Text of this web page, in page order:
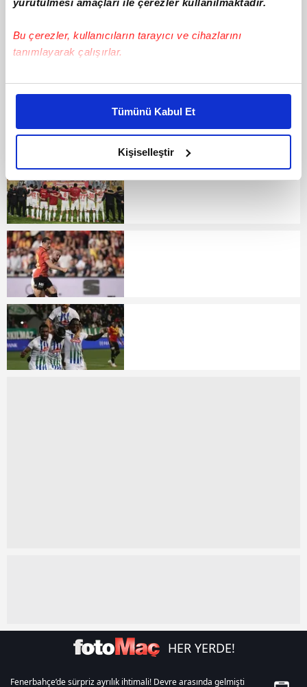
Bu çerezler, kullanıcıların tarayıcı ve cihazlarını
tanımlayarak çalışırlar.
Bu çerezlere izin vermeniz halinde sizlere özel
daha iyi reklam deneyimi yaşatabiliriz. Bunu yaparken
amacımızın size daha iyi bir reklam deneyimi sunmak
olduğunu ve sizlere en iyi içerikleri sunabilmek adına
elimizden gelen çabayı gösterdiğimizi ve bu noktada,
reklamların maliyetlerimizi karşılamak noktasında tek gelir
kalemimiz olduğunu sizlere hatırlatmak isteriz.
Her halükârda, kullanıcılar, bu çerezlere izin vermedikleri
takdirde, kullanıcılara hedefli reklamlar
gösterilmeyecektir."
Sizlere daha iyi bir hizmet sunabilmek için İnternet
Sitemizde kendimize ve üçüncü kişilere ait çerezler
kullanılmaktadır. Bu çerezler vasıtasıyla çeşitli kişisel
verileriniz işlenmekte olup gerekli olan çerezler bilgi
toplumu hizmetlerinin sunulması amacıyla
Tümünü Kabul Et
Kişiselleştir
HER YERDE!
Fenerbahçe’de sürpriz ayrılık ihtimali! Devre arasında gelmişti